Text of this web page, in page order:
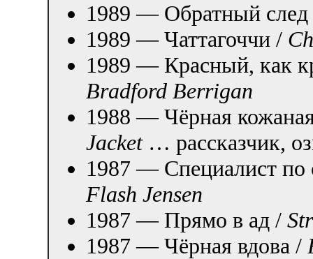
1989 — Обратный
1989 — Чаттагоччи /
1989 — Красный, как
Bradford Berrigan
1988 — Чёрная
Jacket… рассказчик,
1987 — Специалист
Flash Jensen
1987 — Прямо в ад /
1987 — Чёрная вдова /